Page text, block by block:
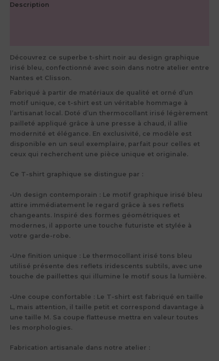
Description
Découvrez ce superbe t-shirt noir au design graphique
irisé bleu, confectionné avec soin dans notre atelier entre
Nantes et Clisson.
Fabriqué à partir de matériaux de qualité et orné d’un
motif unique, ce t-shirt est un véritable hommage à
l’artisanat local. Doté d’un thermocollant irisé légèrement
pailleté appliqué grâce à une presse à chaud, il allie
modernité et élégance. En exclusivité, ce modèle est
disponible en un seul exemplaire, parfait pour celles et
ceux qui recherchent une pièce unique et originale.
Ce T-shirt graphique se distingue par :
•Un design contemporain : Le motif graphique irisé bleu
attire immédiatement le regard grâce à ses reflets
changeants. Inspiré des formes géométriques et
modernes, il apporte une touche futuriste et stylée à
votre garde-robe.
•Une finition unique : Le thermocollant irisé tons bleu
utilisé présente des reflets iridescents subtils, avec une
touche de paillettes qui illumine le motif sous la lumière.
•Une coupe confortable : Le T-shirt est fabriqué en taille
L, mais attention, il taille petit et correspond davantage à
une taille M. Sa coupe flatteuse mettra en valeur toutes
les morphologies.
Fabrication artisanale dans notre atelier :